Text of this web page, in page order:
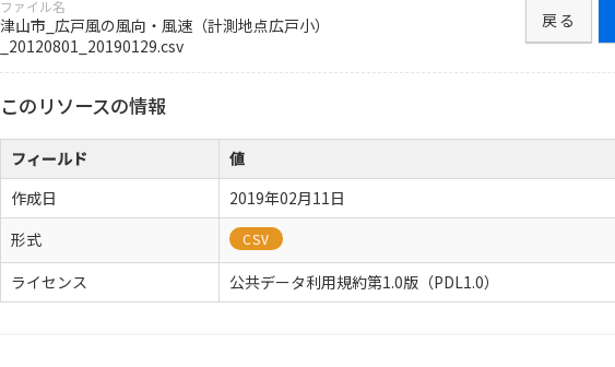
ファイル名
津山市_広戸風の風向・風速（計測地点広戸小）
_20120801_20190129.csv
戻る
このリソースの情報
フィールド
値
作成日
2019年02月11日
形式
CSV
ライセンス 公共データ利用規約第1.0版（PDL1.0）